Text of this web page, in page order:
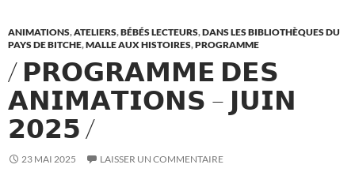
k
ANIMATIONS,ATELIERS,BÉBÉS LECTEURS,DANS LES BIBLIOTHÈQUES DU
PAYS DE BITCHE,MALLE AUX HISTOIRES,PROGRAMME
/ 𝗣𝗥𝗢𝗚𝗥𝗔𝗠𝗠𝗘 𝗗𝗘𝗦
𝗔𝗡𝗜𝗠𝗔𝗧𝗜𝗢𝗡𝗦 – 𝗝𝗨𝗜𝗡
𝟮𝟬𝟮𝟱 /
23 MAI 2025 LAISSER UN COMMENTAIRE